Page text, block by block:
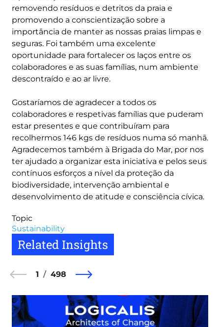
removendo resíduos e detritos da praia e
promovendo a conscientização sobre a
importância de manter as nossas praias limpas e
seguras. Foi também uma excelente
oportunidade para fortalecer os laços entre os
colaboradores e as suas famílias, num ambiente
descontraído e ao ar livre.
Gostaríamos de agradecer a todos os
colaboradores e respetivas famílias que puderam
estar presentes e que contribuíram para
recolhermos 146 kgs de resíduos numa só manhã.
Agradecemos também à Brigada do Mar, por nos
ter ajudado a organizar esta iniciativa e pelos seus
contínuos esforços a nível da proteção da
biodiversidade, intervenção ambiental e
desenvolvimento de atitude e consciência cívica.
Topic
Sustainability
Related Insights
1 498